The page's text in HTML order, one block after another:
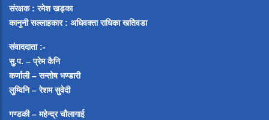
संरक्षक : रमेश खड्का
कानुनी सल्लाहकार : अधिवक्ता राधिका खतिवडा
संवाददाता :-
सु.प. – प्रेम कैनि
कर्णाली – सन्तोष भण्डारी
लुम्विनि – रेशम सुवेदी
गण्डकी – महेन्द्र चौलागाई